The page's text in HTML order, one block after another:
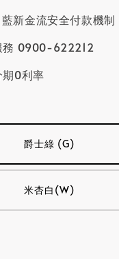
藍新金流安全付款機制
務 0900-622212
0利率
爵士綠 (G)
米杏白(W)